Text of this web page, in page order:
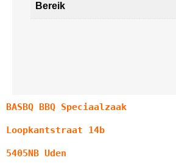
Bereik
BASBQ BBQ Speciaalzaak
Loopkantstraat 14b
5405NB Uden